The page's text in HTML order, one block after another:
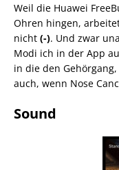
Weil die Huawei
Ohren hingen,
nicht (-). Und zwar
Modi ich in der App
in die den
auch, wenn Nose
Sound